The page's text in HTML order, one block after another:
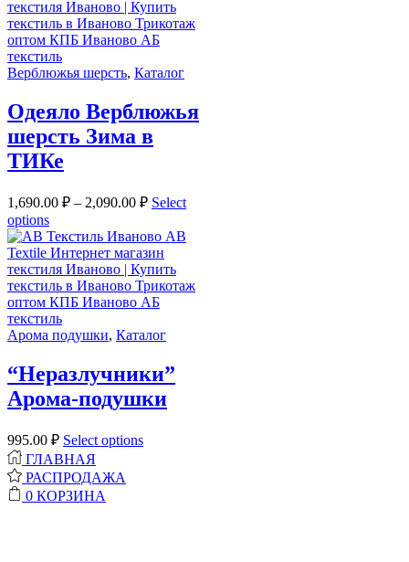
Верблюжья шерсть, Каталог
Одеяло Верблюжья
шерсть Зима в
ТИКе
1,690.00 ₽ – 2,090.00 ₽ Select
options
Арома подушки, Каталог
“Неразлучники”
Арома-подушки
995.00 ₽ Select options
ГЛАВНАЯ
РАСПРОДАЖА
0 КОРЗИНА